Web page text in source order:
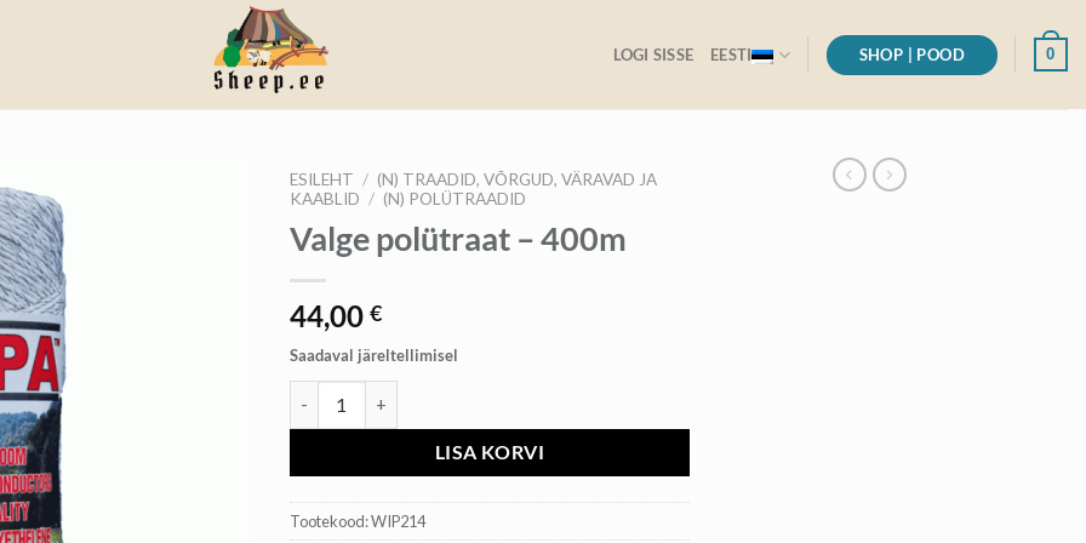
LOGI SISSE EESTI SHOP | POOD 0
ESILEHT / (N) TRAADID, VÕRGUD, VÄRAVAD JA
KAABLID / (N) POLÜTRAADID
Valge polütraat – 400m
44,00 €
Saadaval järeltellimisel
LISA KORVI
Tootekood:WIP214